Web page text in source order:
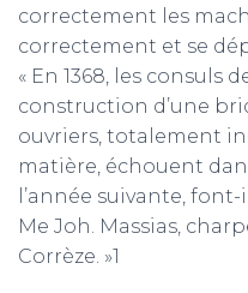
correctement les
correctement et se
« En 1368, les consuls
construction d’une
ouvriers, totalement
matière, échouent
l’année suivante,
Me Joh. Massias,
Corrèze. »1